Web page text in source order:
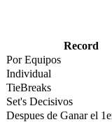
Record
Por Equipos
Individual
TieBreaks
Set's Decisivos
Despues de Ganar el